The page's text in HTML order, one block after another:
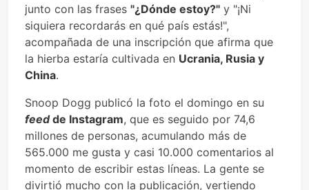
junto con las frases "¿Dónde estoy?" y "¡Ni
siquiera recordarás en qué país estás!",
acompañada de una inscripción que afirma que
la hierba estaría cultivada en Ucrania, Rusia y
China.
Snoop Dogg publicó la foto el domingo en su
feedde Instagram, que es seguido por 74,6
millones de personas, acumulando más de
565.000 me gusta y casi 10.000 comentarios al
momento de escribir estas líneas. La gente se
divirtió mucho con la publicación, vertiendo